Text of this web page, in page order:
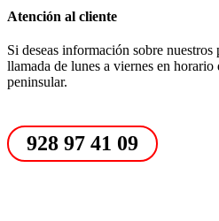
Atención al cliente
Si deseas información sobre nuestros
llamada de lunes a viernes en
peninsular.
928 97 41 09